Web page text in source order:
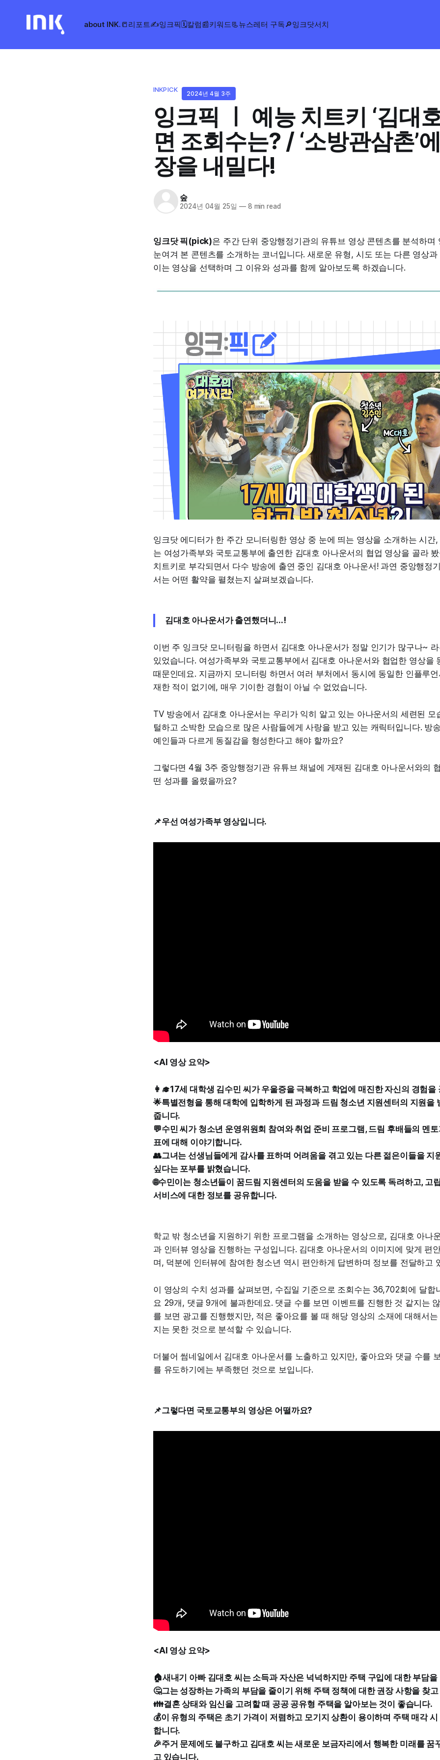
about INK.📒리포트✍️잉크픽🗓️칼럼📰키워드📃뉴스레터 구독🔎잉크닷서치
INKPICK
2024년 4월 3주
잉크픽 ㅣ 예능 치트키 ‘김대
면 조회수는? / ‘소방관삼촌’
장을 내밀다!
숲
2024년 04월 25일 —8 min read
잉크닷 픽(pick)은 주간 단위 중앙행정기관의 유튜브 영상 콘텐츠를 분석하며
눈여겨 본 콘텐츠를 소개하는 코너입니다. 새로운 유형, 시도 또는 다른 영상
이는 영상을 선택하며 그 이유와 성과를 함께 알아보도록 하겠습니다.
잉크닷 에디터가 한 주간 모니터링한 영상 중 눈에 띄는 영상을 소개하는 시간
는 여성가족부와 국토교통부에 출연한 김대호 아나운서의 협업 영상을 골라
치트키로 부각되면서 다수 방송에 출연 중인 김대호 아나운서! 과연 중앙행정
서는 어떤 활약을 펼쳤는지 살펴보겠습니다.
김대호 아나운서가 출연했더니...!
이번 주 잉크닷 모니터링을 하면서 김대호 아나운서가 정말 인기가 많구나~
있었습니다. 여성가족부와 국토교통부에서 김대호 아나운서와 협업한 영상을
때문인데요. 지금까지 모니터링 하면서 여러 부처에서 동시에 동일한 인플루
재한 적이 없기에, 매우 기이한 경험이 아닐 수 없었습니다.
TV 방송에서 김대호 아나운서는 우리가 익히 알고 있는 아나운서의 세련된 모
털하고 소박한 모습으로 많은 사람들에게 사랑을 받고 있는 캐릭터입니다. 방
예인들과 다르게 동질감을 형성한다고 해야 할까요?
그렇다면 4월 3주 중앙행정기관 유튜브 채널에 게재된 김대호 아나운서와의
떤 성과를 올렸을까요?
📌우선 여성가족부 영상입니다.
<AI 영상 요약>
👩‍🎓17세 대학생 김수민 씨가 우울증을 극복하고 학업에 매진한 자신의 경험을
🌟특별전형을 통해 대학에 입학하게 된 과정과 드림 청소년 지원센터의 지원을
줍니다.
💬수민 씨가 청소년 운영위원회 참여와 취업 준비 프로그램, 드림 후배들의 멘
표에 대해 이야기합니다.
👥그녀는 선생님들에게 감사를 표하며 어려움을 겪고 있는 다른 젊은이들을 지
싶다는 포부를 밝혔습니다.
🌐수민이는 청소년들이 꿈드림 지원센터의 도움을 받을 수 있도록 독려하고, 고
서비스에 대한 정보를 공유합니다.
학교 밖 청소년을 지원하기 위한 프로그램을 소개하는 영상으로, 김대호 아나
과 인터뷰 영상을 진행하는 구성입니다. 김대호 아나운서의 이미지에 맞게 편
며, 덕분에 인터뷰에 참여한 청소년 역시 편안하게 답변하며 정보를 전달하고
이 영상의 수치 성과를 살펴보면, 수집일 기준으로 조회수는 36,702회에 달합
요 29개, 댓글 9개에 불과한데요. 댓글 수를 보면 이벤트를 진행한 것 같지는
를 보면 광고를 진행했지만, 적은 좋아요를 볼 때 해당 영상의 소재에 대해서
지는 못한 것으로 분석할 수 있습니다.
더불어 썸네일에서 김대호 아나운서를 노출하고 있지만, 좋아요와 댓글 수를
를 유도하기에는 부족했던 것으로 보입니다.
📌그렇다면 국토교통부의 영상은 어떨까요?
<AI 영상 요약>
🏠새내기 아빠 김대호 씨는 소득과 자산은 넉넉하지만 주택 구입에 대한 부담
🤔그는 성장하는 가족의 부담을 줄이기 위해 주택 정책에 대한 권장 사항을 찾
👪결혼 상태와 임신을 고려할 때 공공 공유형 주택을 알아보는 것이 좋습니다.
💰이 유형의 주택은 초기 가격이 저렴하고 모기지 상환이 용이하며 주택 매각
합니다.
🎉주거 문제에도 불구하고 김대호 씨는 새로운 보금자리에서 행복한 미래를 꿈
고 있습니다.